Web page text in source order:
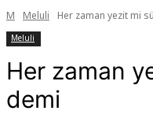
M Meluli Her zaman yezit mi
Meluli
Her zaman
demi